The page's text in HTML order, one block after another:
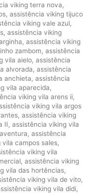
viking terra nova,
, assistência viking tijuco
viking vale azul,
, assistência viking
, assistência viking
zambom, assistência
vila aielo, assistência
alvorada, assistência
anchieta, assistência
vila aparecida,
viking vila arens ii,
viking vila argos
, assistência viking
II, assistência viking vila
, assistência
campos sales,
viking vila
, assistência viking
vila das hortências,
viking vila de vito,
viking vila didi,